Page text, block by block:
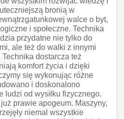
bronią w
walce o byt,
i społeczne. Technika
przydatne nie tylko do
ale też do walki z innymi
Technika dostarcza też
komfort życia i dzięki
się wykonując różne
i doskonalono
ludzi od wysiłku fizycznego.
prawie apogeum. Maszyny,
niemal wszystkie